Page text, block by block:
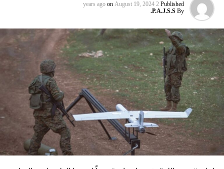
نسبه الحزب الى إسرائيل”.
Published
2 years ago
on August 19, 2024
By
P.A.J.S.S.